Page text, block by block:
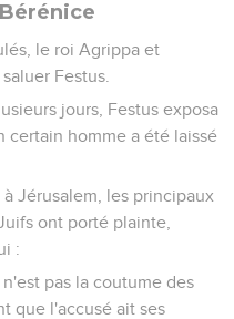
désobéissant à la vision
à ceux de Damas, et à
et aux nations, de
en faisant des oeuvres
pris dans le temple,
vient de Dieu, me voici